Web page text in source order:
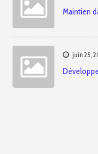
Maintien
juin 25,